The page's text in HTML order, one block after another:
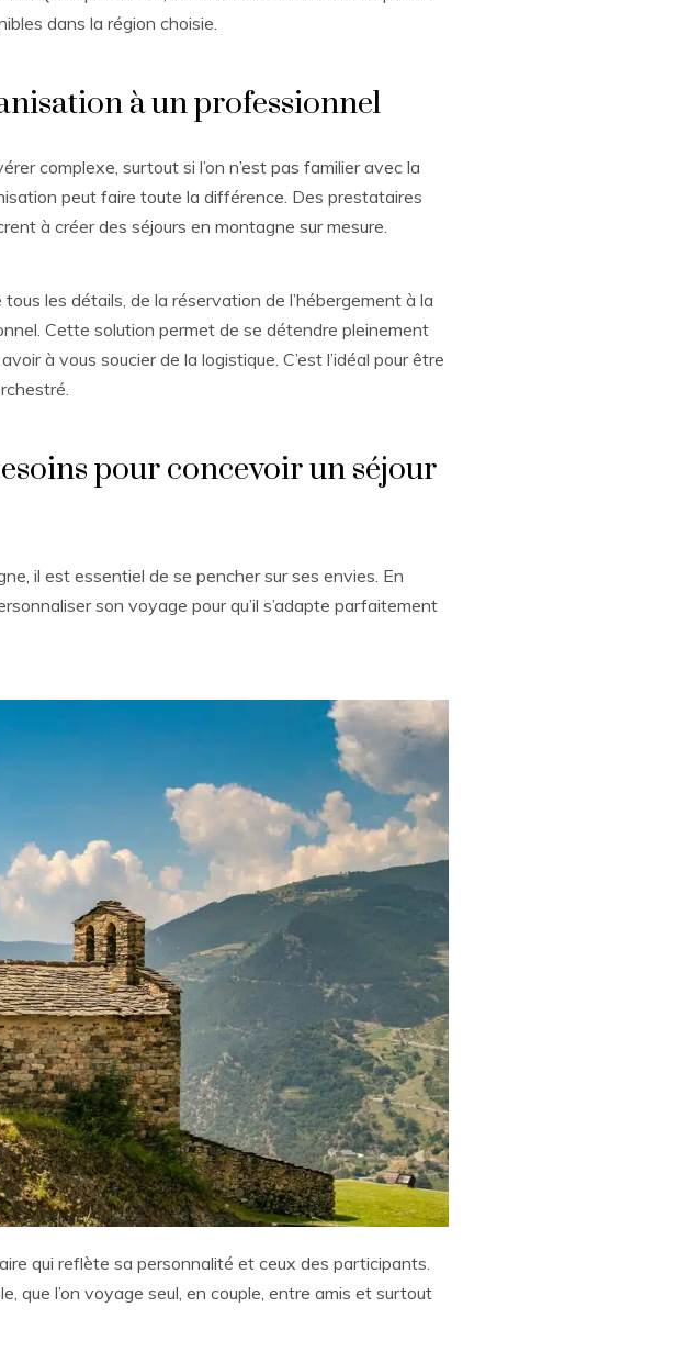
dans la région choisie.
à un professionnel
complexe, surtout si l’on n’est pas familier avec la
peut faire toute la différence. Des prestataires
à créer des séjours en montagne sur mesure.
les détails, de la réservation de l’hébergement à la
Cette solution permet de se détendre pleinement
à vous soucier de la logistique. C’est l’idéal pour être
pour concevoir un séjour
il est essentiel de se pencher sur ses envies. En
son voyage pour qu’il s’adapte parfaitement
qui reflète sa personnalité et ceux des participants.
que l’on voyage seul, en couple, entre amis et surtout